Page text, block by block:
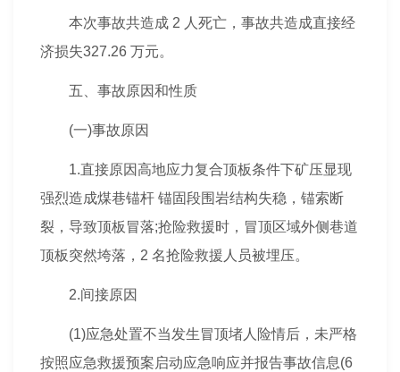
本次事故共造成 2 人死亡，事故共造成直接经
济损失327.26 万元。
五、事故原因和性质
(一)事故原因
1.直接原因高地应力复合顶板条件下矿压显现
强烈造成煤巷锚杆 锚固段围岩结构失稳，锚索断
裂，导致顶板冒落;抢险救援时，冒顶区域外侧巷道
顶板突然垮落，2 名抢险救援人员被埋压。
2.间接原因
(1)应急处置不当发生冒顶堵人险情后，未严格
按照应急救援预案 启动应急响应并报告事故信息(6